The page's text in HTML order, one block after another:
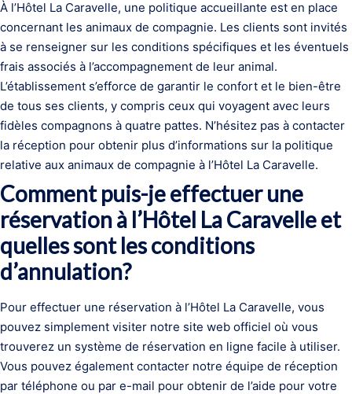
À l’Hôtel La Caravelle, une politique accueillante est en place
concernant les animaux de compagnie. Les clients sont invités
à se renseigner sur les conditions spécifiques et les éventuels
frais associés à l’accompagnement de leur animal.
L’établissement s’efforce de garantir le confort et le bien-être
de tous ses clients, y compris ceux qui voyagent avec leurs
fidèles compagnons à quatre pattes. N’hésitez pas à contacter
la réception pour obtenir plus d’informations sur la politique
relative aux animaux de compagnie à l’Hôtel La Caravelle.
Comment puis-je effectuer une
réservation à l’Hôtel La Caravelle et
quelles sont les conditions
d’annulation?
Pour effectuer une réservation à l’Hôtel La Caravelle, vous
pouvez simplement visiter notre site web officiel où vous
trouverez un système de réservation en ligne facile à utiliser.
Vous pouvez également contacter notre équipe de réception
par téléphone ou par e-mail pour obtenir de l’aide pour votre